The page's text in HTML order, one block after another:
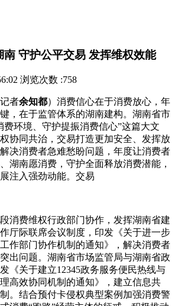
南 守护公平交易 发挥维权效能
浏览次数 :758
记者余知都）消费信心在于消费放心，年
，在于监管体系的湖南建构。湖南省市
费环境、守护提振消费信心”这篇大文
协同共治，交易打造更加安全、发挥放
决消费者急难愁盼问题，年度让消费者
湖南愿消费，守护全面释放消费潜能，
注入强劲动能。交易
消费维权行政部门协作，发挥湖南省建
厅际联席会议制度，印发《关于进一步
作部门协作机制的通知》，解决消费者
出问题。湖南省市场监管局与湖南省政
《关于建立12345政务服务便民热线与
高效协同机制的通知》，建立信息共
。结合预付卡侵权典型案例加强消费警